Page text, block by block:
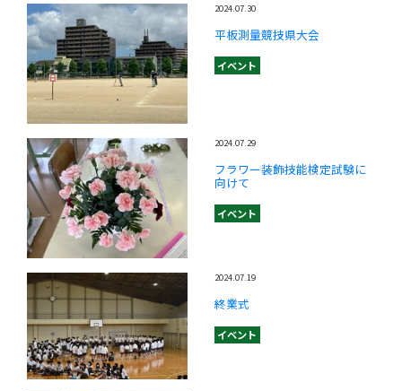
2024.07.30
平板測量競技県大会
イベント
2024.07.29
フラワー装飾技能検定試験に
向けて
イベント
2024.07.19
終業式
イベント